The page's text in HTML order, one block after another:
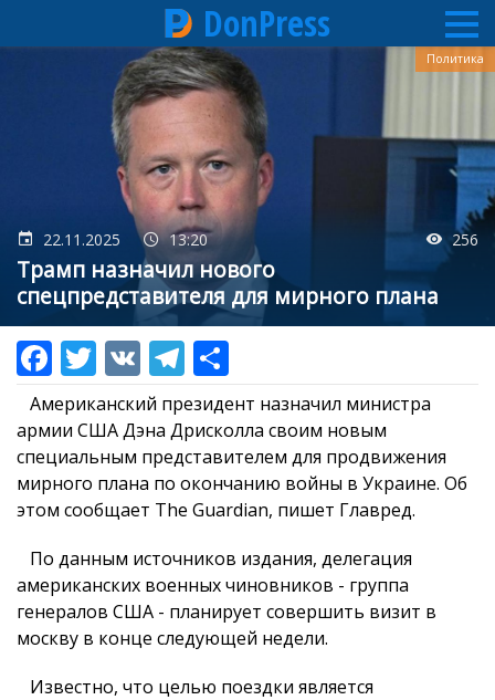
содержанию
DonPress
22.11.2025 13:20 256
Трамп назначил нового
спецпредставителя для мирного плана
Политика
Американский президент назначил министра
армии США Дэна Дрисколла своим новым
специальным представителем для продвижения
мирного плана по окончанию войны в Украине. Об
этом сообщает The Guardian, пишет Главред.
По данным источников издания, делегация
американских военных чиновников - группа
генералов США - планирует совершить визит в
москву в конце следующей недели.
Известно, что целью поездки является